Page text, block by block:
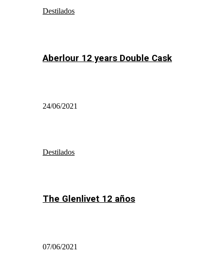
Destilados
Aberlour 12 years Double Cask
24/06/2021
Destilados
The Glenlivet 12 años
07/06/2021